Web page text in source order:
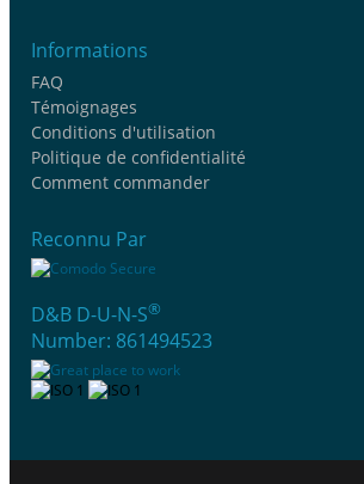
Informations
FAQ
Témoignages
Conditions d'utilisation
Politique de confidentialité
Comment commander
Reconnu Par
D&B D-U-N-S®
Number: 861494523